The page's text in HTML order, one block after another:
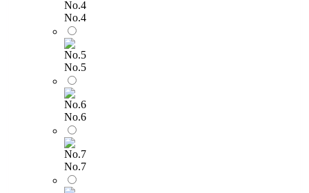
No.4
No.5
No.6
No.7